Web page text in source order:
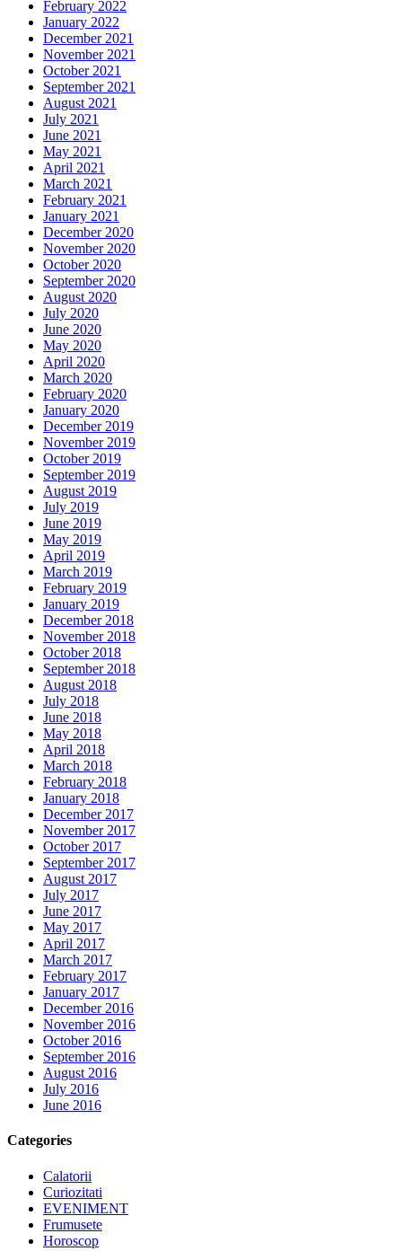
February 2022
January 2022
December 2021
November 2021
October 2021
September 2021
August 2021
July 2021
June 2021
May 2021
April 2021
March 2021
February 2021
January 2021
December 2020
November 2020
October 2020
September 2020
August 2020
July 2020
June 2020
May 2020
April 2020
March 2020
February 2020
January 2020
December 2019
November 2019
October 2019
September 2019
August 2019
July 2019
June 2019
May 2019
April 2019
March 2019
February 2019
January 2019
December 2018
November 2018
October 2018
September 2018
August 2018
July 2018
June 2018
May 2018
April 2018
March 2018
February 2018
January 2018
December 2017
November 2017
October 2017
September 2017
August 2017
July 2017
June 2017
May 2017
April 2017
March 2017
February 2017
January 2017
December 2016
November 2016
October 2016
September 2016
August 2016
July 2016
June 2016
Categories
Calatorii
Curiozitati
EVENIMENT
Frumusete
Horoscop